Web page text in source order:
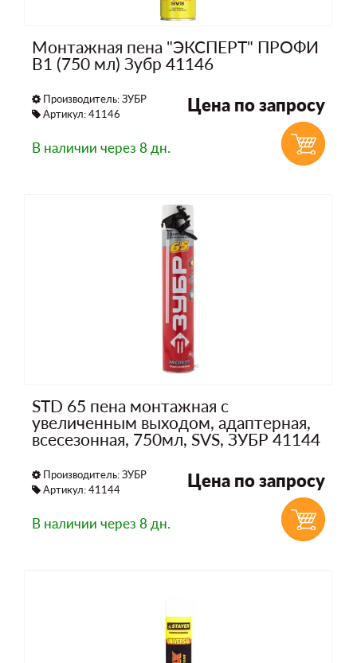
Монтажная пена "ЭКСПЕРТ" ПРОФИ
B1 (750 мл) Зубр 41146
Производитель:ЗУБР
Артикул: 41146
Цена по запросу
В наличии через 8 дн.
STD 65 пена монтажная с
увеличенным выходом, адаптерная,
всесезонная, 750мл, SVS, ЗУБР 41144
Производитель:ЗУБР
Артикул: 41144
Цена по запросу
В наличии через 8 дн.